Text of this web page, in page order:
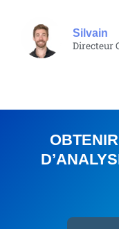
Silvain
Directeur